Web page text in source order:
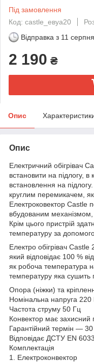
Під замовлення
Код: castle_евуа20
Відправка з 11
2 190 ₴
Опис
Опис
Електричний обігрівач
встановити на підлогу, в
встановлення на
круглим перемикачем,
Електроковектор Castle
вбудованим механізмом,
Крім цього пристрій
температуру за
Електро обігрівач
який відповідає 100 %
як робоча температура
температуру яка сушить
Опора (ніжки) та
Номінальна напруга 220
Частота струму 50 Гц
Конвектор має захисний
Гарантійний термін — 30
Відповідає ДСТУ EN
Комплектація
1. Електроконвектор